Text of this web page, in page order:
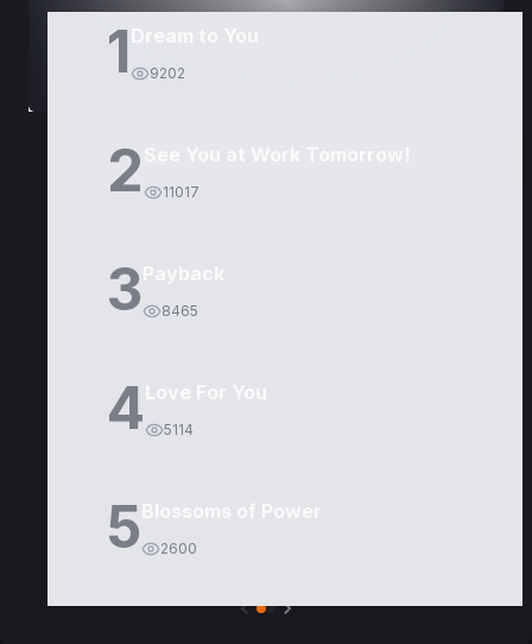
1 9202
2 11017
3 8465
4 5114
5 2600